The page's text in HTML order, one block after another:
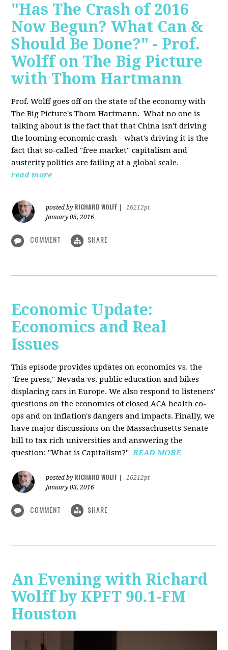
"Has The Crash of 2016
Now Begun? What Can &
Should Be Done?" - Prof.
Wolff on The Big Picture
with Thom Hartmann
Prof. Wolff goes off on the state of the economy with
The Big Picture's Thom Hartmann. What no one is
talking about is the fact that that China isn't driving
the looming economic crash - what's driving it is the
fact that so-called "free market" capitalism and
austerity politics are failing at a global scale.
read more
posted by RICHARD WOLFF
16212pt
January 05, 2016
COMMENT SHARE
Economic Update:
Economics and Real
Issues
This episode provides updates on economics vs. the
"free press," Nevada vs. public education and bikes
displacing cars in Europe. We also respond to listeners'
questions on the economics of closed ACA health co-
ops and on inflation's dangers and impacts. Finally, we
have major discussions on the Massachusetts Senate
bill to tax rich universities and answering the
question: "What is Capitalism?"READ MORE
posted by RICHARD WOLFF
16212pt
January 03, 2016
COMMENT SHARE
An Evening with Richard
Wolff by KPFT 90.1-FM
Houston